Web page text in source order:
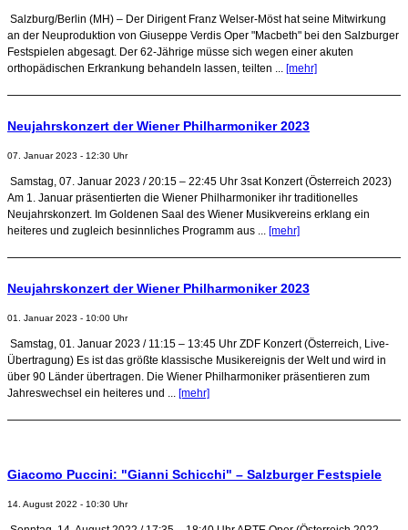
Salzburg/Berlin (MH) – Der Dirigent Franz Welser-Möst hat seine Mitwirkung
an der Neuproduktion von Giuseppe Verdis Oper "Macbeth" bei den Salzburger
Festspielen abgesagt. Der 62-Jährige müsse sich wegen einer akuten
orthopädischen Erkrankung behandeln lassen, teilten ... [mehr]
Neujahrskonzert der Wiener Philharmoniker 2023
07. Januar 2023 - 12:30 Uhr
Samstag, 07. Januar 2023 / 20:15 – 22:45 Uhr 3sat Konzert (Österreich 2023)
Am 1. Januar präsentierten die Wiener Philharmoniker ihr traditionelles
Neujahrskonzert. Im Goldenen Saal des Wiener Musikvereins erklang ein
heiteres und zugleich besinnliches Programm aus ... [mehr]
Neujahrskonzert der Wiener Philharmoniker 2023
01. Januar 2023 - 10:00 Uhr
Samstag, 01. Januar 2023 / 11:15 – 13:45 Uhr ZDF Konzert (Österreich, Live-
Übertragung) Es ist das größte klassische Musikereignis der Welt und wird in
über 90 Länder übertragen. Die Wiener Philharmoniker präsentieren zum
Jahreswechsel ein heiteres und ... [mehr]
Giacomo Puccini: "Gianni Schicchi" – Salzburger Festspiele
14. August 2022 - 10:30 Uhr